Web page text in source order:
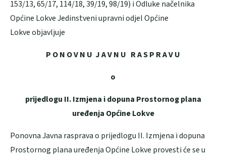
153/13, 65/17, 114/18, 39/19, 98/19) i Odluke načelnika
Općine Lokve Jedinstveni upravni odjel Općine
Lokve objavljuje
P O N O V N U J A V N U R A S P R A V U
o
prijedlogu II. Izmjena i dopuna Prostornog plana
uređenja Općine Lokve
Ponovna Javna rasprava o prijedlogu II. Izmjena i dopuna
Prostornog plana uređenja Općine Lokve provesti će se u